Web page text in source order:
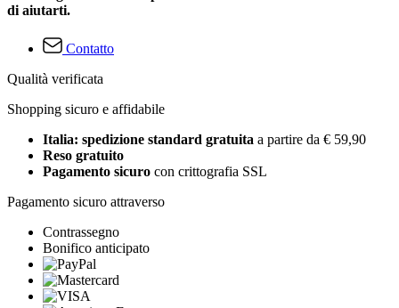
di aiutarti.
Contatto
Qualità verificata
Shopping sicuro e affidabile
Italia: spedizione standard gratuita a partire da € 59,90
Reso gratuito
Pagamento sicuro con crittografia SSL
Pagamento sicuro attraverso
Contrassegno
Bonifico anticipato